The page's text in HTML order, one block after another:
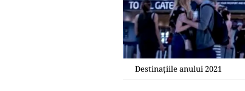
Destinațiile anului 2021